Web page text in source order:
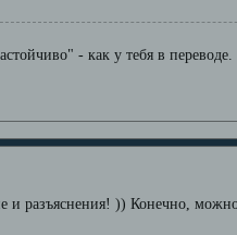
- как у тебя в переводе.
и разъяснения! )) Конечно,